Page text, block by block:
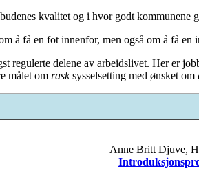
kvalitet og i hvor godt
å få en fot innenfor, men også om å få
regulerte delene av arbeidslivet. Her er
målet om rasksysselsetting med ønsket om
Anne Britt Djuve,